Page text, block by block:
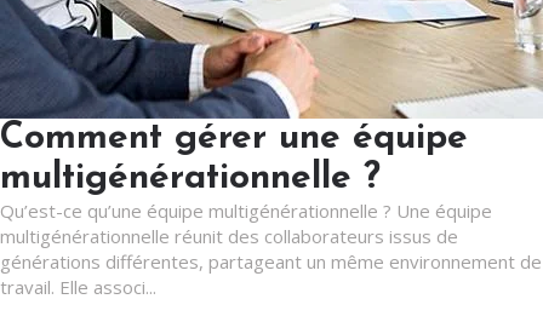
Comment gérer une équipe
multigénérationnelle ?
Qu’est-ce qu’une équipe multigénérationnelle ? Une équipe
multigénérationnelle réunit des collaborateurs issus de
générations différentes, partageant un même environnement de
travail. Elle associ...